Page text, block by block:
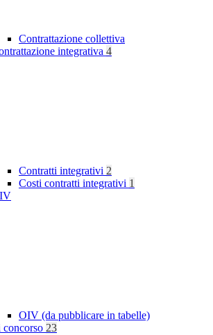
Contrattazione collettiva
integrativa 4
Contratti integrativi 2
Costi contratti integrativi 1
OIV (da pubblicare in tabelle)
23